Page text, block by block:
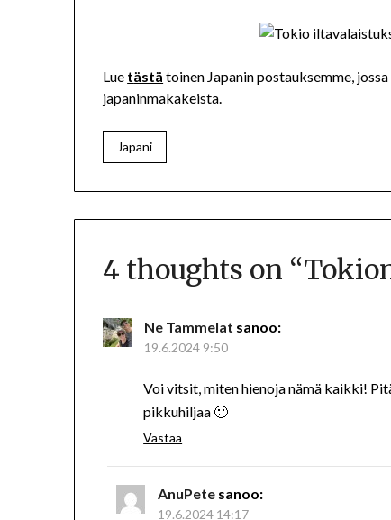
Lue tästä toinen Japanin postauksemme,
japaninmakakeista.
Japani
4 thoughts on “
Ne Tammelat sanoo:
19.6.2024 9:50
Voi vitsit, miten hienoja nämä kaikki!
pikkuhiljaa 🙂
Vastaa
AnuPete sanoo:
19.6.2024 14:17